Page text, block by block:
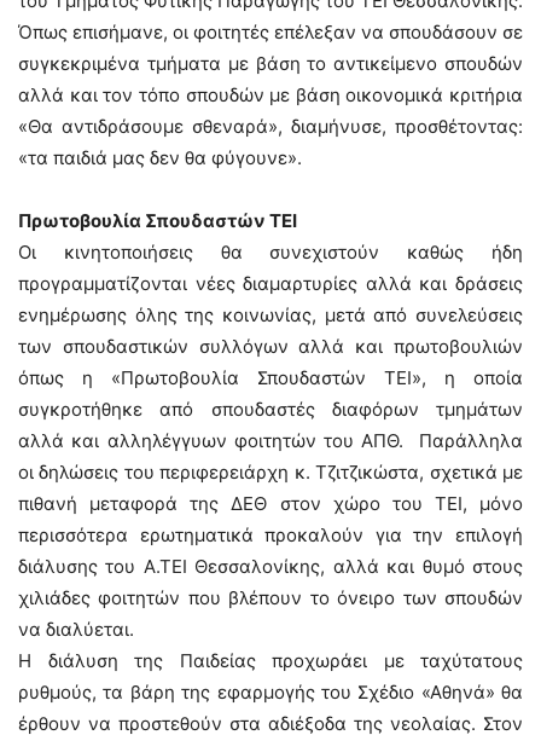
Όπως επισήμανε, οι φοιτητές επέλεξαν να σπουδάσουν σε
συγκεκριμένα τμήματα με βάση το αντικείμενο σπουδών
αλλά και τον τόπο σπουδών με βάση οικονομικά κριτήρια
«Θα αντιδράσουμε σθεναρά», διαμήνυσε, προσθέτοντας:
«τα παιδιά μας δεν θα φύγουνε».
Πρωτοβουλία Σπουδαστών ΤΕΙ
Οι κινητοποιήσεις θα συνεχιστούν καθώς ήδη
προγραμματίζονται νέες διαμαρτυρίες αλλά και δράσεις
ενημέρωσης όλης της κοινωνίας, μετά από συνελεύσεις
των σπουδαστικών συλλόγων αλλά και πρωτοβουλιών
όπως η «Πρωτοβουλία Σπουδαστών ΤΕΙ», η οποία
συγκροτήθηκε από σπουδαστές διαφόρων τμημάτων
αλλά και αλληλέγγυων φοιτητών του ΑΠΘ. Παράλληλα
οι δηλώσεις του περιφερειάρχη κ. Τζιτζικώστα, σχετικά με
πιθανή μεταφορά της ΔΕΘ στον χώρο του ΤΕΙ, μόνο
περισσότερα ερωτηματικά προκαλούν για την επιλογή
διάλυσης του Α.ΤΕΙ Θεσσαλονίκης, αλλά και θυμό στους
χιλιάδες φοιτητών που βλέπουν το όνειρο των σπουδών
να διαλύεται.
Η διάλυση της Παιδείας προχωράει με ταχύτατους
ρυθμούς, τα βάρη της εφαρμογής του Σχέδιο «Αθηνά» θα
έρθουν να προστεθούν στα αδιέξοδα της νεολαίας. Στον